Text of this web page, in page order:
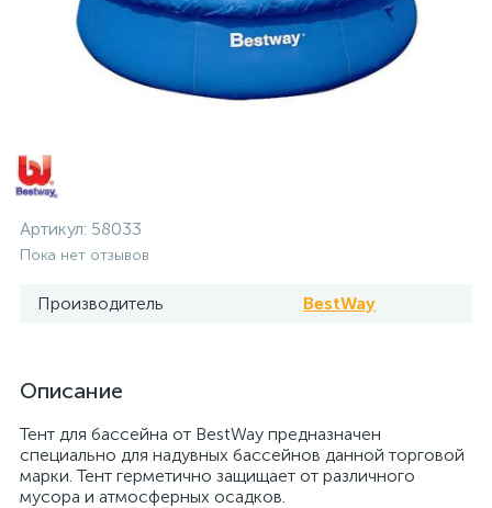
Артикул: 58033
Пока нет отзывов
Производитель BestWay
Описание
Тент для бассейна от BestWay предназначен
специально для надувных бассейнов данной торговой
марки. Тент герметично защищает от различного
мусора и атмосферных осадков.